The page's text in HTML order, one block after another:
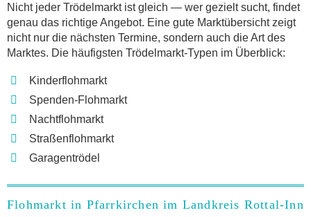
Nicht jeder Trödelmarkt ist gleich — wer gezielt sucht, findet
genau das richtige Angebot. Eine gute Marktübersicht zeigt
nicht nur die nächsten Termine, sondern auch die Art des
Marktes. Die häufigsten Trödelmarkt-Typen im Überblick:
Kinderflohmarkt
Spenden-Flohmarkt
Nachtflohmarkt
Straßenflohmarkt
Garagentrödel
Flohmarkt in Pfarrkirchen im Landkreis Rottal-Inn